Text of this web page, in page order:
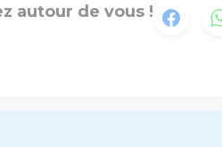
autour de vous !